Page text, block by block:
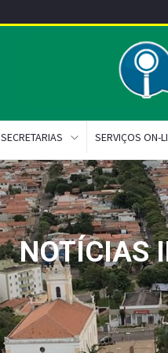
SECRETARIAS SERVIÇOS ON-
NOTÍCIAS